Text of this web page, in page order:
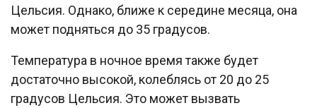
Цельсия. Однако, ближе к середине месяца, она
может подняться до 35 градусов.
Температура в ночное время также будет
достаточно высокой, колеблясь от 20 до 25
градусов Цельсия. Это может вызвать